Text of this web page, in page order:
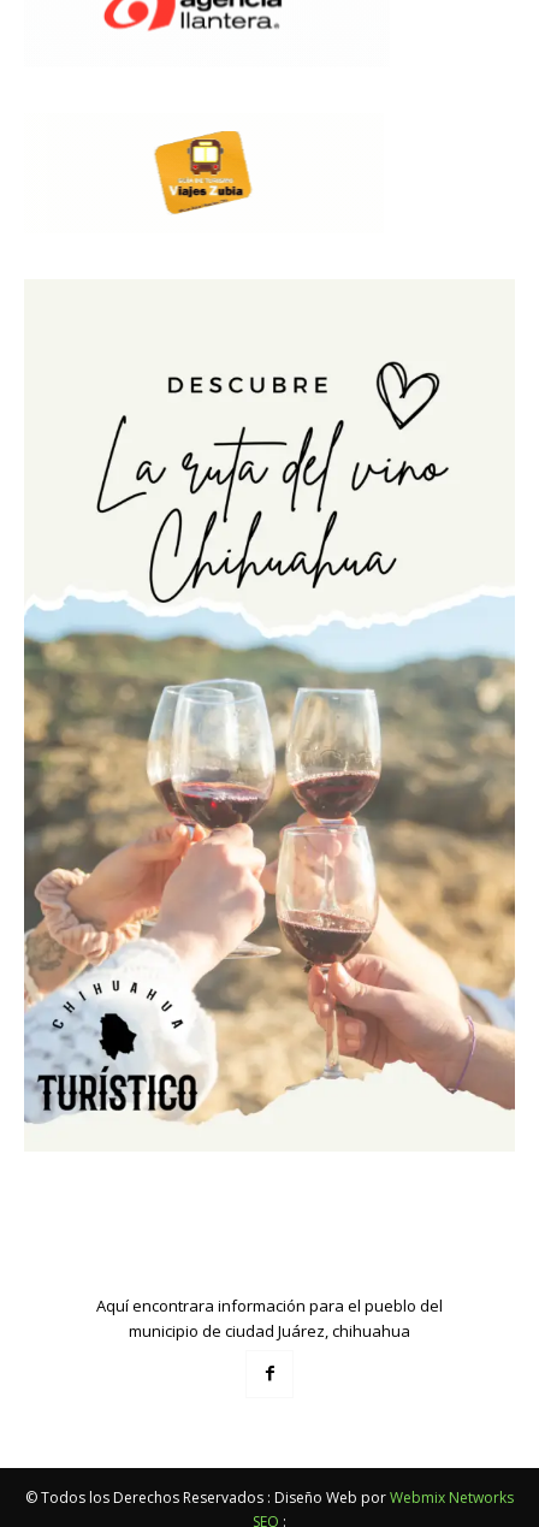
Aquí encontrara información para el pueblo del
municipio de ciudad Juárez, chihuahua
© Todos los Derechos Reservados : Diseño Web porWebmix Networks
SEO :